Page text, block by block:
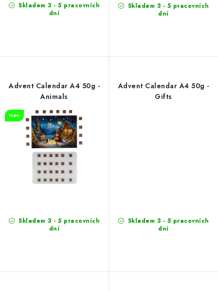
Skladem 3 - 5 pracovních
dní
Skladem 3 - 5 pracovních
dní
Advent Calendar A4 50g -
Animals
New
Skladem 3 - 5 pracovních
dní
Advent Calendar A4 50g -
Gifts
Skladem 3 - 5 pracovních
dní